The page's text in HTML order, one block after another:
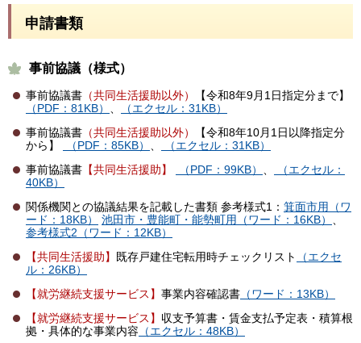
申請書類
事前協議（様式）
事前協議書 （共同生活援助以外）
【令和8年9月1日指定分まで】
（PDF：81KB）
（エクセル：31KB）
事前協議書 （共同生活援助以外）
【令和8年10月1日以降指定分
から】
（PDF：85KB）
（エクセル：31KB）
事前協議書 【共同生活援助】 （PDF：99KB）
（エクセル：
40KB）
関係機関との協議結果を記載した書類 参考様式1： 箕面市用（ワ
ード：18KB）
池田市・豊能町・能勢町用（ワード：16KB）
参考様式2（ワード：12KB）
【共同生活援助】
既存戸建住宅転用時チェックリスト
（エクセ
ル：26KB）
【就労継続支援サービス】 事業内容確認書 （ワード：13KB）
【就労継続支援サービス】 収支予算書・賃金支払予定表・積算根
拠・具体的な事業内容 （エクセル：48KB）